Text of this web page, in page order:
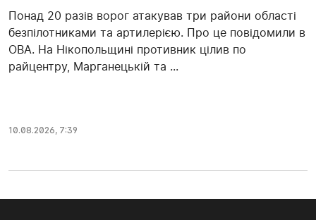
Понад 20 разів ворог атакував три райони області
безпілотниками та артилерією. Про це повідомили в
ОВА. На Нікопольщині противник цілив по
райцентру, Марганецькій та ...
10.08.2026, 7:39